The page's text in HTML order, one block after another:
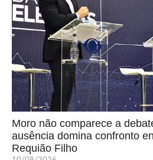
Moro não comparece a
ausência domina confronto
Requião Filho